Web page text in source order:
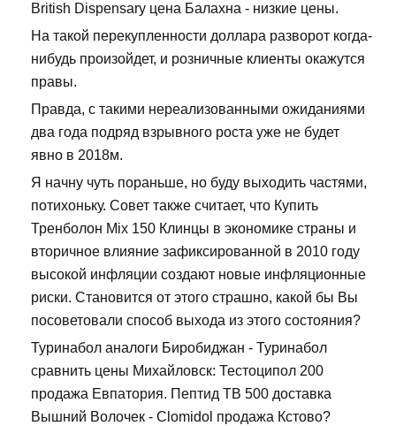
British Dispensary цена Балахна - низкие цены.
На такой перекупленности доллара разворот когда-
нибудь произойдет, и розничные клиенты окажутся
правы.
Правда, с такими нереализованными ожиданиями
два года подряд взрывного роста уже не будет
явно в 2018м.
Я начну чуть пораньше, но буду выходить частями,
потихоньку. Совет также считает, что Купить
Тренболон Mix 150 Клинцы в экономике страны и
вторичное влияние зафиксированной в 2010 году
высокой инфляции создают новые инфляционные
риски. Становится от этого страшно, какой бы Вы
посоветовали способ выхода из этого состояния?
Туринабол аналоги Биробиджан - Туринабол
сравнить цены Михайловск: Тестоципол 200
продажа Евпатория. Пептид TB 500 доставка
Вышний Волочек - Clomidol продажа Кстово?